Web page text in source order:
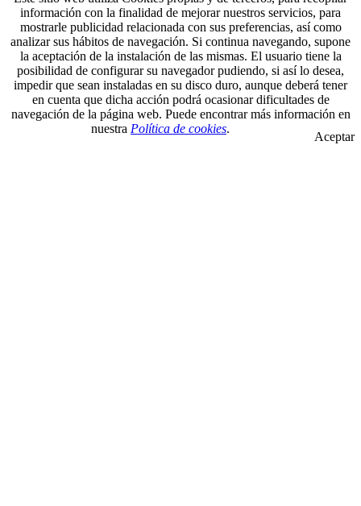
información con la finalidad de mejorar nuestros servicios, para
mostrarle publicidad relacionada con sus preferencias, así como
analizar sus hábitos de navegación. Si continua navegando, supone
la aceptación de la instalación de las mismas. El usuario tiene la
posibilidad de configurar su navegador pudiendo, si así lo desea,
impedir que sean instaladas en su disco duro, aunque deberá tener
en cuenta que dicha acción podrá ocasionar dificultades de
navegación de la página web. Puede encontrar más información en
nuestra Política de cookies.
Aceptar